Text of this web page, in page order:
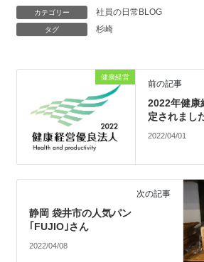
カテゴリー 社員の日常BLOG
タグ 杉崎
健康経営
前の記事
2022年健康
定されまし
2022/04/01
次の記事
静岡 袋井市の人気パン
｢FUJIO｣さん
2022/04/08